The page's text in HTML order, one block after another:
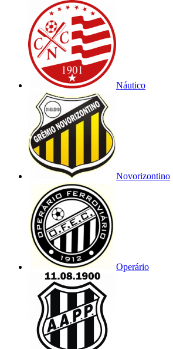
Náutico
Novorizontino
Operário